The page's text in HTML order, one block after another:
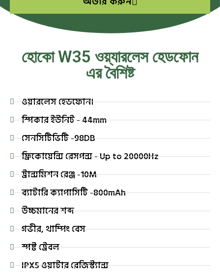
হোকো W35 ওয়্যারলেস হেডফোন
এর বৈশিষ্ট
ওয়ারলেস হেডফোন।
স্পিকার ইউনিট - 44mm
সেনসিটিভিটি -98DB
ফ্রিকোয়েন্সি রেসপন্স - Up to 20000Hz
ট্রান্সমিশন রেঞ্জ -10M
ব্যাটারি ক্যাপাসিটি -800mAh
উচ্চমানের শব্দ
গভীর, থাম্পিং বেস
স্পষ্ট ট্রেবল
IPX5 ওয়াটার রেজিস্ট্যান্স